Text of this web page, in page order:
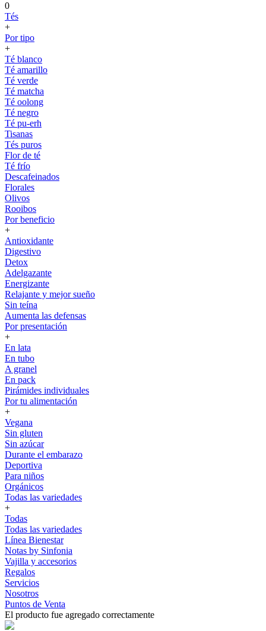
0
Tés
+
Por tipo
+
Té blanco
Té amarillo
Té verde
Té matcha
Té oolong
Té negro
Té pu-erh
Tisanas
Tés puros
Flor de té
Té frío
Descafeinados
Florales
Olivos
Rooibos
Por beneficio
+
Antioxidante
Digestivo
Detox
Adelgazante
Energizante
Relajante y mejor sueño
Sin teína
Aumenta las defensas
Por presentación
+
En lata
En tubo
A granel
En pack
Pirámides individuales
Por tu alimentación
+
Vegana
Sin gluten
Sin azúcar
Durante el embarazo
Deportiva
Para niños
Orgánicos
Todas las variedades
+
Todas
Todas las variedades
Línea Bienestar
Notas by Sinfonia
Vajilla y accesorios
Regalos
Servicios
Nosotros
Puntos de Venta
El producto fue agregado correctamente